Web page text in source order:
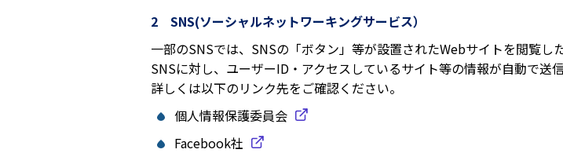
2 SNS(ソーシャルネットワーキングサービス）
一部のSNSでは、SNSの「ボタン」等が設置されたWebサイトを閲覧
SNSに対し、ユーザーID・アクセスしているサイト等の情報が自動で送
詳しくは以下のリンク先をご確認ください。
個人情報保護委員会
Facebook社